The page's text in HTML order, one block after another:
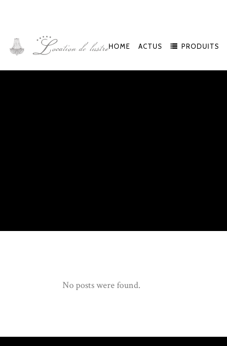
HOME ACTUS PRODUITS
No posts were found.